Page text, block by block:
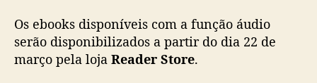
e
r
Os ebooks disponíveis com a função áudio
serão disponibilizados a partir do dia 22 de
março pela loja Reader Store.